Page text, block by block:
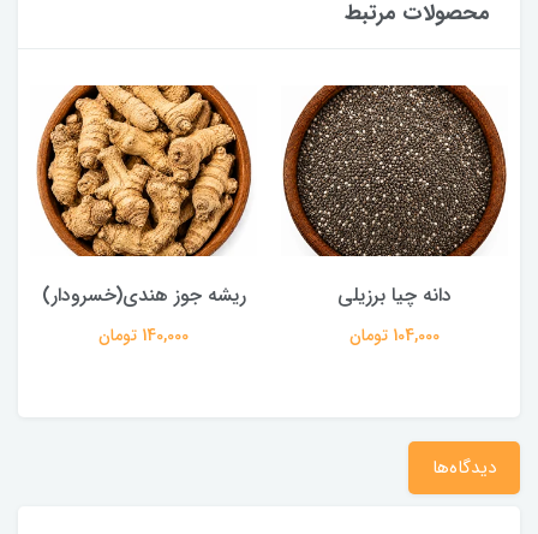
محصولات مرتبط
دانه چیا برزیلی
104,000 تومان
ریشه جوز هندی(خسرودار)
140,000 تومان
دیدگاه‌ها